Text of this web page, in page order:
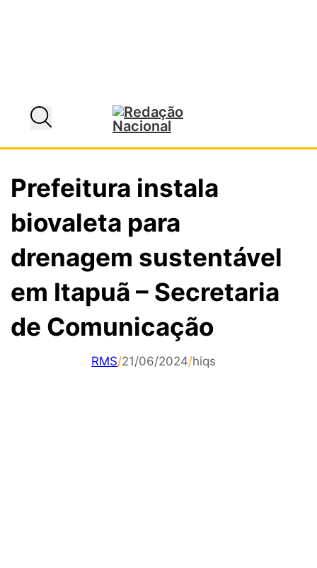
Prefeitura instala
biovaleta para
drenagem sustentável
em Itapuã – Secretaria
de Comunicação
RMS/21/06/2024/hiqs